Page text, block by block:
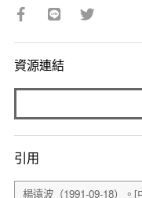
資源連結
引用